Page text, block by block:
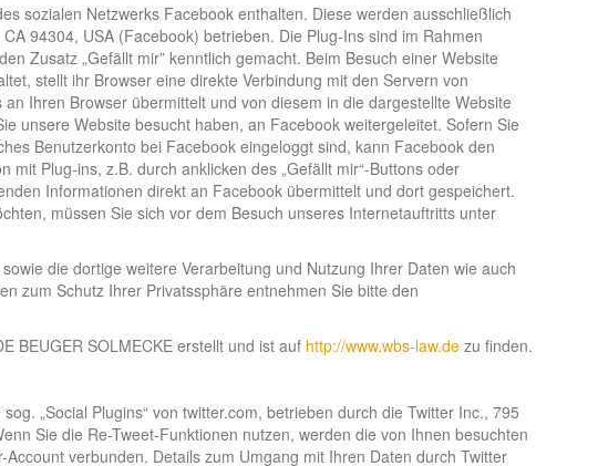
sozialen Netzwerks Facebook enthalten. Diese werden ausschließlich
94304, USA (Facebook) betrieben. Die Plug-Ins sind im Rahmen
Zusatz „Gefällt mir” kenntlich gemacht. Beim Besuch einer Website
stellt ihr Browser eine direkte Verbindung mit den Servern von
Ihren Browser übermittelt und von diesem in die dargestellte Website
unsere Website besucht haben, an Facebook weitergeleitet. Sofern Sie
Benutzerkonto bei Facebook eingeloggt sind, kann Facebook den
Plug-ins, z.B. durch anklicken des „Gefällt mir“-Buttons oder
Informationen direkt an Facebook übermittelt und dort gespeichert.
müssen Sie sich vor dem Besuch unseres Internetauftritts unter
die dortige weitere Verarbeitung und Nutzung Ihrer Daten wie auch
zum Schutz Ihrer Privatssphäre entnehmen Sie bitte den
BEUGER SOLMECKE erstellt und ist auf http://www.wbs-law.de zu finden.
„Social Plugins“ von twitter.com, betrieben durch die Twitter Inc., 795
Sie die Re-Tweet-Funktionen nutzen, werden die von Ihnen besuchten
verbunden. Details zum Umgang mit Ihren Daten durch Twitter